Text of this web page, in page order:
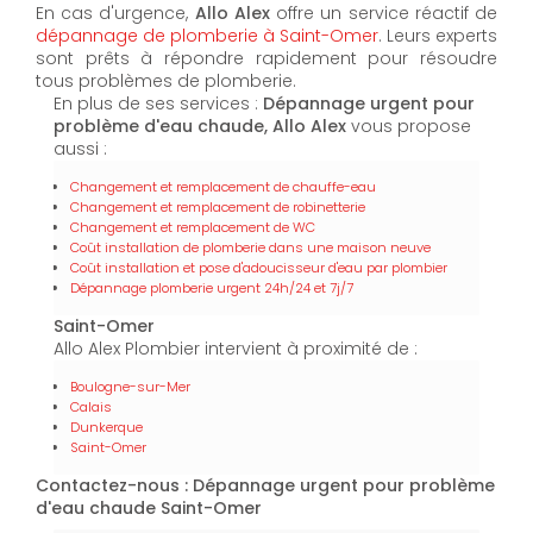
En cas d'urgence, Allo Alexoffre un service réactif de
dépannage de plomberie à Saint-Omer. Leurs experts
sont prêts à répondre rapidement pour résoudre
tous problèmes de plomberie.
En plus de ses services : Dépannage urgent pour
problème d'eau chaude, Allo Alex vous propose
aussi :
Changement et remplacement de chauffe-eau
Changement et remplacement de robinetterie
Changement et remplacement de WC
Coût installation de plomberie dans une maison neuve
Coût installation et pose d'adoucisseur d'eau par plombier
Dépannage plomberie urgent 24h/24 et 7j/7
Saint-Omer
Allo Alex Plombier intervient à proximité de :
Boulogne-sur-Mer
Calais
Dunkerque
Saint-Omer
Contactez-nous : Dépannage urgent pour problème
d'eau chaude Saint-Omer